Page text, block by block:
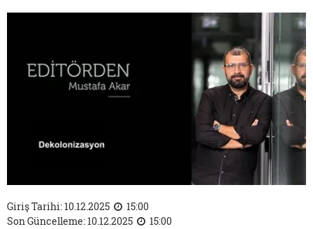
Giriş Tarihi: 10.12.2025
15:00
Son Güncelleme: 10.12.2025
15:00